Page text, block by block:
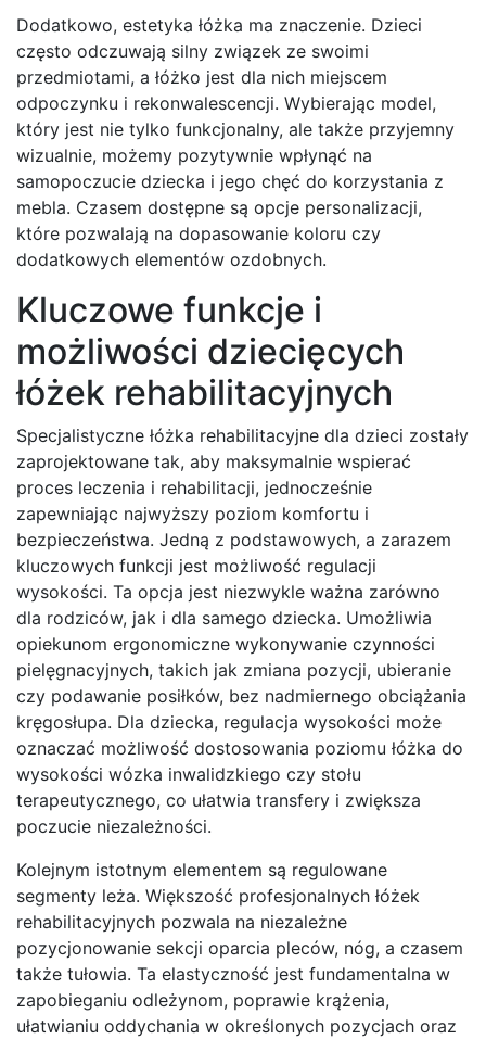
Dodatkowo, estetyka łóżka ma znaczenie. Dzieci
często odczuwają silny związek ze swoimi
przedmiotami, a łóżko jest dla nich miejscem
odpoczynku i rekonwalescencji. Wybierając model,
który jest nie tylko funkcjonalny, ale także przyjemny
wizualnie, możemy pozytywnie wpłynąć na
samopoczucie dziecka i jego chęć do korzystania z
mebla. Czasem dostępne są opcje personalizacji,
które pozwalają na dopasowanie koloru czy
dodatkowych elementów ozdobnych.
Kluczowe funkcje i
możliwości dziecięcych
łóżek rehabilitacyjnych
Specjalistyczne łóżka rehabilitacyjne dla dzieci zostały
zaprojektowane tak, aby maksymalnie wspierać
proces leczenia i rehabilitacji, jednocześnie
zapewniając najwyższy poziom komfortu i
bezpieczeństwa. Jedną z podstawowych, a zarazem
kluczowych funkcji jest możliwość regulacji
wysokości. Ta opcja jest niezwykle ważna zarówno
dla rodziców, jak i dla samego dziecka. Umożliwia
opiekunom ergonomiczne wykonywanie czynności
pielęgnacyjnych, takich jak zmiana pozycji, ubieranie
czy podawanie posiłków, bez nadmiernego obciążania
kręgosłupa. Dla dziecka, regulacja wysokości może
oznaczać możliwość dostosowania poziomu łóżka do
wysokości wózka inwalidzkiego czy stołu
terapeutycznego, co ułatwia transfery i zwiększa
poczucie niezależności.
Kolejnym istotnym elementem są regulowane
segmenty leża. Większość profesjonalnych łóżek
rehabilitacyjnych pozwala na niezależne
pozycjonowanie sekcji oparcia pleców, nóg, a czasem
także tułowia. Ta elastyczność jest fundamentalna w
zapobieganiu odleżynom, poprawie krążenia,
ułatwianiu oddychania w określonych pozycjach oraz